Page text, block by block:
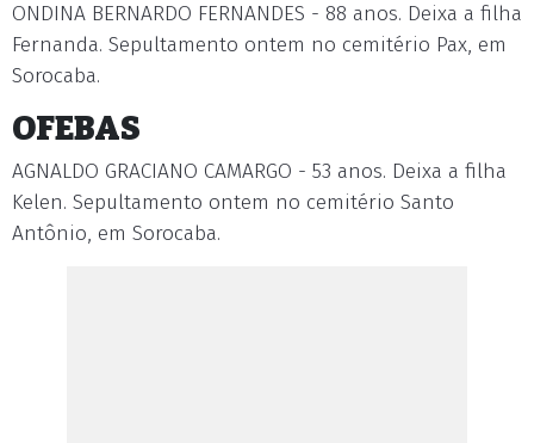
ONDINA BERNARDO FERNANDES - 88 anos. Deixa a filha
Fernanda. Sepultamento ontem no cemitério Pax, em
Sorocaba.
OFEBAS
AGNALDO GRACIANO CAMARGO - 53 anos. Deixa a filha
Kelen. Sepultamento ontem no cemitério Santo
Antônio, em Sorocaba.